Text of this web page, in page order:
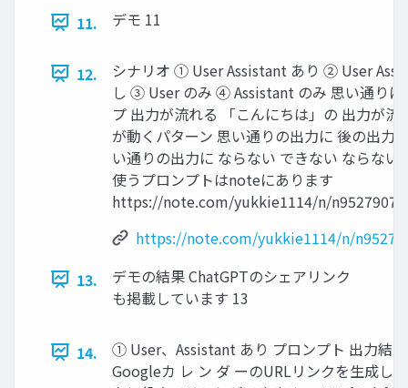
11. デモ 11
12.
シナリオ ① User Assistant あり ② User
し ③ User のみ ④ Assistant のみ 思い通りに
プ 出力が流れる 「こんにちは」の 出力が流
が動くパターン 思い通りの出力に 後の出力
い通りの出力に ならない できない ならない
使うプロンプトはnoteにあります
https://note.com/yukkie1114/n/
https://note.com/yukkie1114/n/
13.
デモの結果 ChatGPTのシェアリンク
も掲載しています 13
14.
① User、Assistant あり プロンプト 出力結
Googleカ レ ン ダ ーのURLリンクを生成し